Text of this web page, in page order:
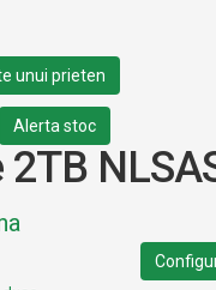
unui prieten
Alerta stoc